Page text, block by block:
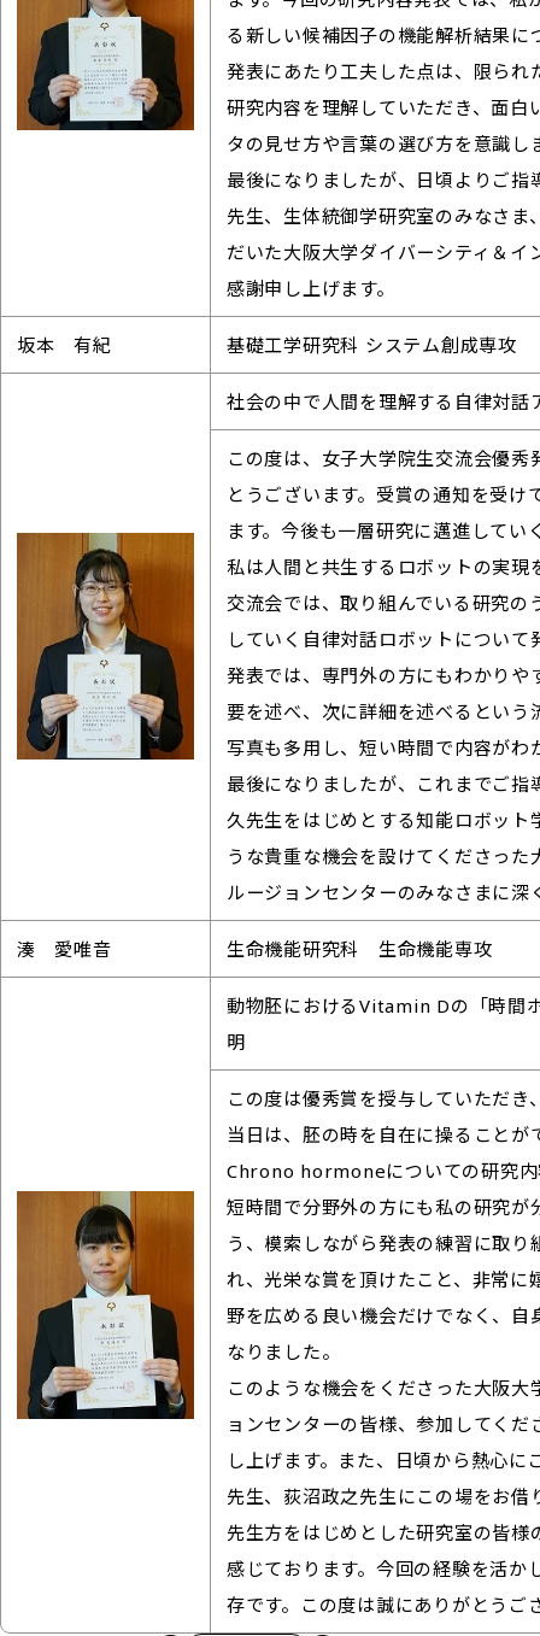
る新しい候補因子の機能解析結果
発表にあたり工夫した点は、限ら
研究内容を理解していただき、面白
タの見せ方や言葉の選び方を意識し
最後になりましたが、日頃よりご
先生、生体統御学研究室のみなさ
だいた大阪大学ダイバーシティ＆
感謝申し上げます。
坂本 有紀 基礎工学研究科 システム創成専攻
社会の中で人間を理解する自律対話
この度は、女子大学院生交流会優
とうございます。受賞の通知を受
ます。今後も一層研究に邁進してい
私は人間と共生するロボットの実現
交流会では、取り組んでいる研究
していく自律対話ロボットについて
発表では、専門外の方にもわかり
要を述べ、次に詳細を述べるとい
写真も多用し、短い時間で内容が
最後になりましたが、これまでご
久先生をはじめとする知能ロボッ
うな貴重な機会を設けてくださっ
ルージョンセンターのみなさまに深
湊 愛唯音 生命機能研究科 生命機能専攻
動物胚におけるVitamin Dの「時間
明
この度は優秀賞を授与していただき
当日は、胚の時を自在に操ること
Chrono hormoneについての研究
短時間で分野外の方にも私の研究
う、模索しながら発表の練習に取
れ、光栄な賞を頂けたこと、非常に
野を広める良い機会だけでなく、
なりました。
このような機会をくださった大阪
ョンセンターの皆様、参加してく
し上げます。また、日頃から熱心
先生、荻沼政之先生にこの場をお借
先生方をはじめとした研究室の皆
感じております。今回の経験を活か
存です。この度は誠にありがとうご